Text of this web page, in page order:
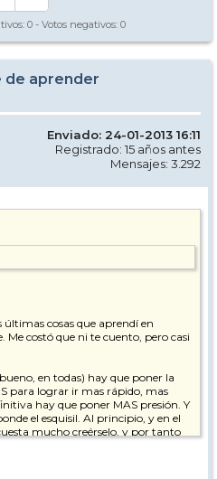
0 - Votos negativos: 0
de aprender
Enviado: 24-01-2013 16:11
Registrado: 15 años antes
Mensajes: 3.292
últimas cosas que aprendí en
Me costó que ni te cuento, pero casi
en todas) hay que poner la
para lograr ir mas rápido, mas
hay que poner MAS presión. Y
el esquisil. Al principio, y en el
mucho creérselo, y por tanto